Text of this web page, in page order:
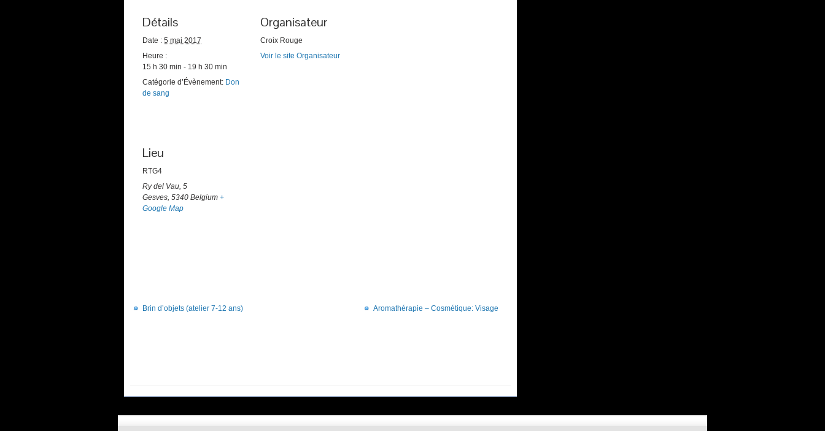
Détails
Date : 5 mai 2017
Heure :
15 h 30 min - 19 h 30 min
Catégorie d’Évènement: Don
de sang
Organisateur
Croix Rouge
Voir le site Organisateur
Lieu
RTG4
Ry del Vau, 5
Gesves 5340 Belgium +
Google Map
Brin d’objets (atelier 7-12 ans) Aromathérapie – Cosmétique: Visage